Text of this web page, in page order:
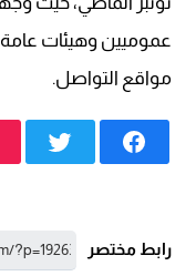
عموميين وهيئات
مواقع التواصل.
رابط مختصر